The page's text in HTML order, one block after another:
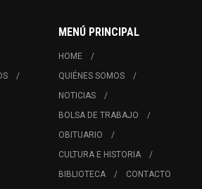
MENÚ PRINCIPAL
HOME
QUIÉNES SOMOS
NOTICIAS
BOLSA DE TRABAJO
OBITUARIO
CULTURA E HISTORIA
BIBLIOTECA
CONTACTO